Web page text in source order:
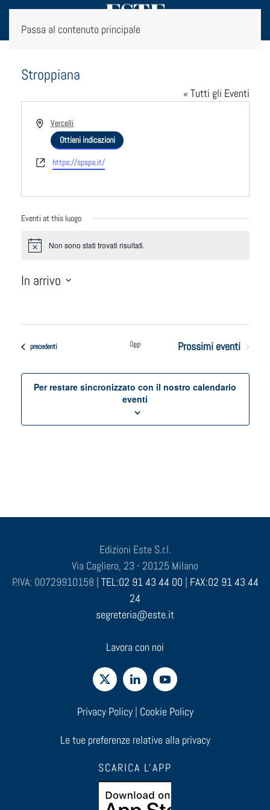
Passa al contenuto principale
Stroppiana
« Tutti gli Eventi
IndirizzoVercelli
Ottieni indicazioni
Websitehttps://spspa.it/
Eventi at this luogo
Notice Non sono stati trovati risultati.
In arrivo
Eventi
precedenti Oggi Prossimi eventi
Per restare sincronizzato con il nostro calendario
eventi
Edizioni Este S.r.l.
Via Cagliero, 23 - 20125 Milano
P.IVA: 00729910158 | TEL:02 91 43 44 00 | FAX:02 91 43 44
24
segreteria@este.it
Lavora con noi
Privacy Policy| Cookie Policy
Le tue preferenze relative alla privacy
SCARICA L'APP